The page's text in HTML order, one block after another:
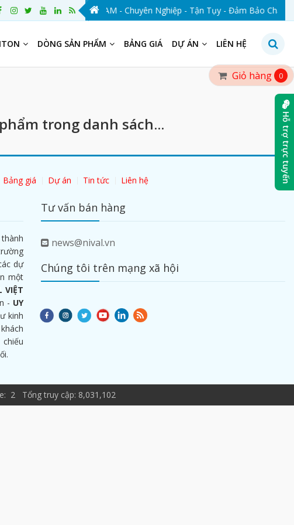
Giỏ hàng 0
NIVAL VIỆT NAM - Chuyên Nghiệp - Tận Tụy - Đảm Bảo Chất
DÒNG SẢN PHẨM BẢNG GIÁ DỰ ÁN LIÊN HỆ
trong danh sách...
Bảng giá Dự án Tin tức Liên hệ
dự
một
VIỆT
- UY
kinh
Tư vấn bán hàng
news@nival.vn
Chúng tôi trên mạng xã hội
2 Tổng truy cập: 8,031,102
Hỗ trợ trực tuyến